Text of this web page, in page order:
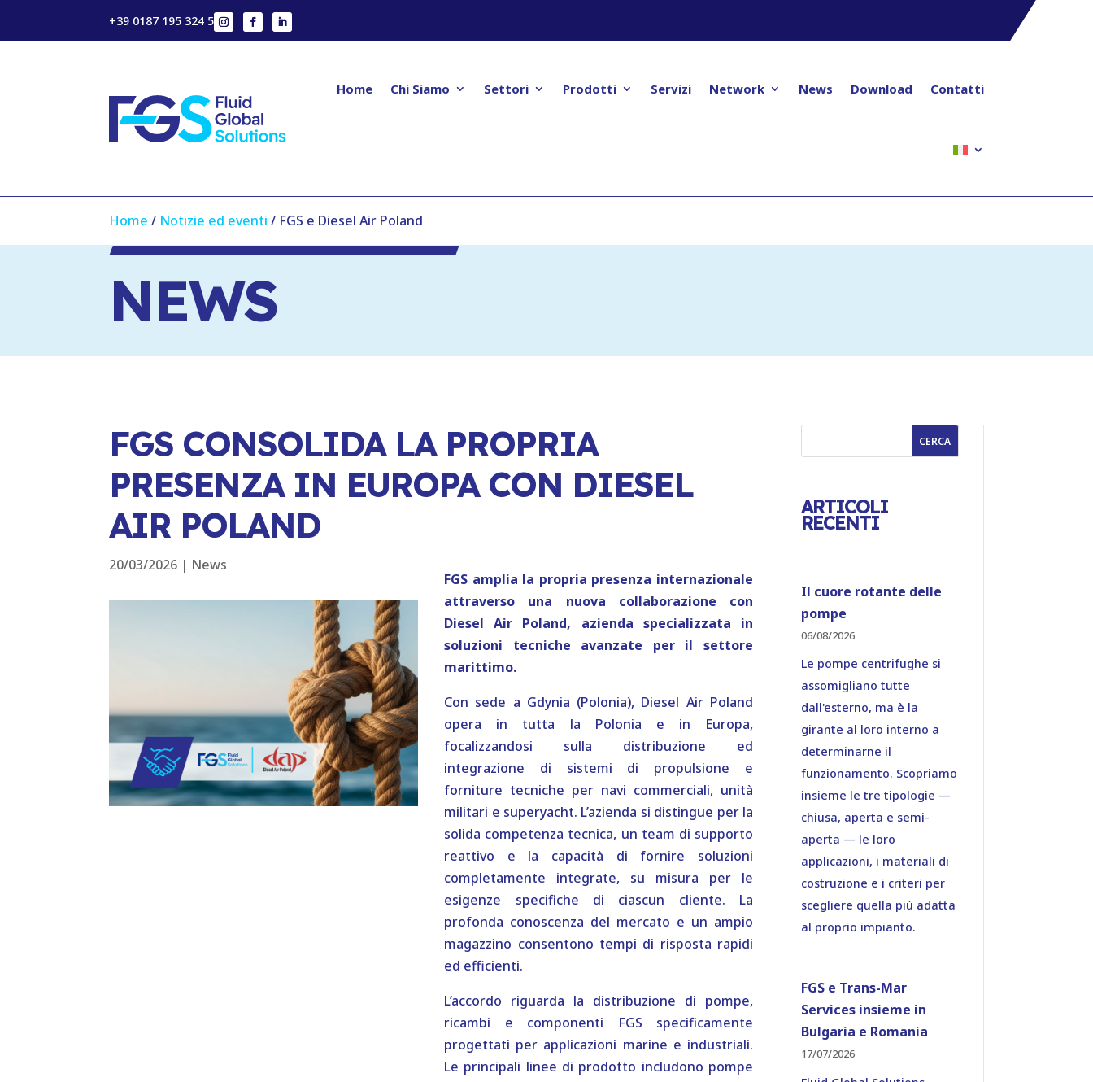
+39 0187 195 324 5
Home Chi Siamo Settori Prodotti Servizi Network News Download Contatti
Home / Notizie ed eventi / FGS e Diesel Air Poland
NEWS
FGS CONSOLIDA LA PROPRIA
PRESENZA IN EUROPA CON DIESEL
AIR POLAND
20/03/2026 | News
FGS amplia la propria presenza internazionale
attraverso una nuova collaborazione con
Diesel Air Poland, azienda specializzata in
soluzioni tecniche avanzate per il settore
marittimo.
Con sede a Gdynia (Polonia), Diesel Air Poland
opera in tutta la Polonia e in Europa,
focalizzandosi sulla distribuzione ed
integrazione di sistemi di propulsione e
forniture tecniche per navi commerciali, unità
militari e superyacht. L’azienda si distingue per la
solida competenza tecnica, un team di supporto
reattivo e la capacità di fornire soluzioni
completamente integrate, su misura per le
esigenze specifiche di ciascun cliente. La
profonda conoscenza del mercato e un ampio
magazzino consentono tempi di risposta rapidi
ed efficienti.
L’accordo riguarda la distribuzione di pompe,
ricambi e componenti FGS specificamente
progettati per applicazioni marine e industriali.
Le principali linee di prodotto includono pompe
CERCA
ARTICOLI
RECENTI
Il cuore rotante delle
pompe
06/08/2026
Le pompe centrifughe si
assomigliano tutte
dall'esterno, ma è la
girante al loro interno a
determinarne il
funzionamento. Scopriamo
insieme le tre tipologie —
chiusa, aperta e semi-
aperta — le loro
applicazioni, i materiali di
costruzione e i criteri per
scegliere quella più adatta
al proprio impianto.
FGS e Trans-Mar
Services insieme in
Bulgaria e Romania
17/07/2026